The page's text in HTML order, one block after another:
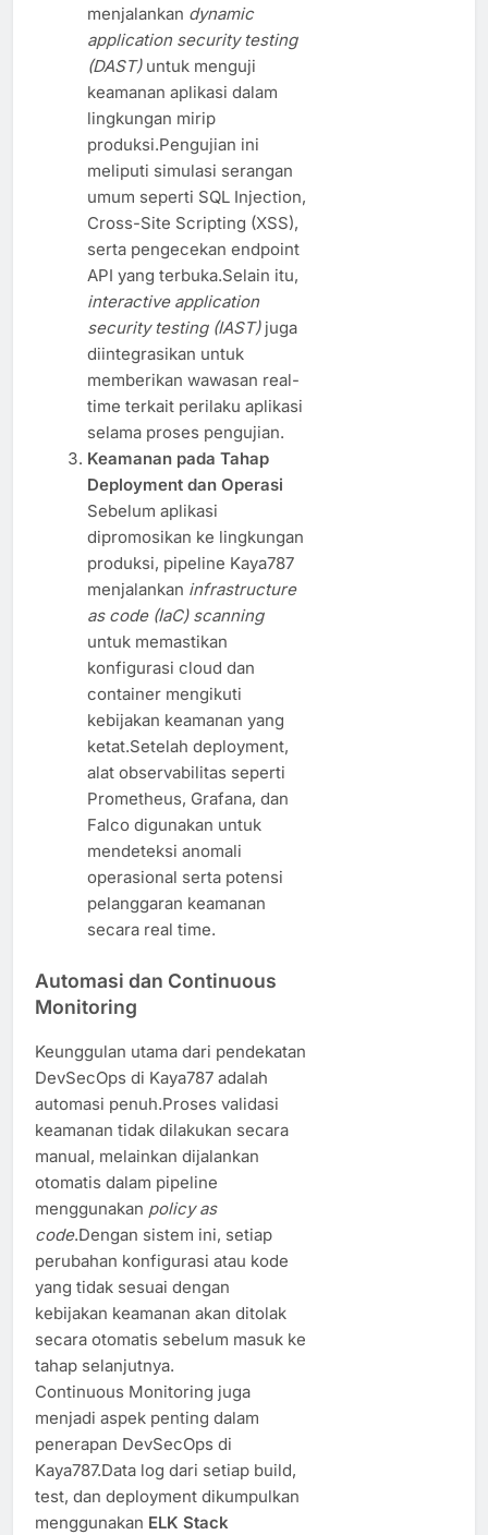
menjalankan dynamic
application security testing
(DAST)untuk menguji
keamanan aplikasi dalam
lingkungan mirip
produksi.Pengujian ini
meliputi simulasi serangan
umum seperti SQL Injection,
Cross-Site Scripting (XSS),
serta pengecekan endpoint
API yang terbuka.Selain itu,
interactive application
security testing (IAST)juga
diintegrasikan untuk
memberikan wawasan real-
time terkait perilaku aplikasi
selama proses pengujian.
Keamanan pada Tahap
Deployment dan Operasi
Sebelum aplikasi
dipromosikan ke lingkungan
produksi, pipeline Kaya787
menjalankan infrastructure
as code (IaC) scanning
untuk memastikan
konfigurasi cloud dan
container mengikuti
kebijakan keamanan yang
ketat.Setelah deployment,
alat observabilitas seperti
Prometheus, Grafana, dan
Falco digunakan untuk
mendeteksi anomali
operasional serta potensi
pelanggaran keamanan
secara real time.
Automasi dan Continuous
Monitoring
Keunggulan utama dari pendekatan
DevSecOps di Kaya787 adalah
automasi penuh.Proses validasi
keamanan tidak dilakukan secara
manual, melainkan dijalankan
otomatis dalam pipeline
menggunakan policy as
code.Dengan sistem ini, setiap
perubahan konfigurasi atau kode
yang tidak sesuai dengan
kebijakan keamanan akan ditolak
secara otomatis sebelum masuk ke
tahap selanjutnya.
Continuous Monitoring juga
menjadi aspek penting dalam
penerapan DevSecOps di
Kaya787.Data log dari setiap build,
test, dan deployment dikumpulkan
menggunakan ELK Stack